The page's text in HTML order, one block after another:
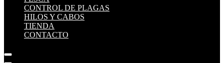
CONTROL DE PLAGAS
HILOS Y CABOS
TIENDA
CONTACTO